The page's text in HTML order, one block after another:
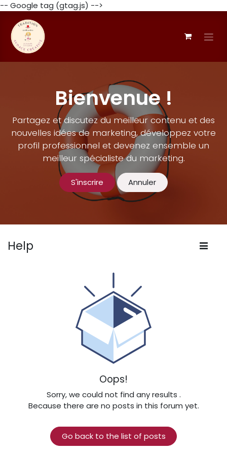
-- Google tag (gtag.js) -->
Bienvenue !
Partagez et discutez du meilleur contenu et des
nouvelles idées de marketing, développez votre
profil professionnel et devenez ensemble un
meilleur spécialiste du marketing.
S'inscrire Annuler
Help
Oops!
Sorry, we could not find any results .
Because there are no posts in this forum yet.
Go back to the list of posts